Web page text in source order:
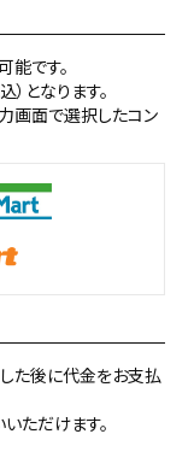
です。
となります。
画面で選択したコン
た後に代金をお支払
ただけます。